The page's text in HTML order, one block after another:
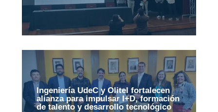
Ingeniería UdeC y Olitel fortalecen
alianza para impulsar I+D, formación
de talento y desarrollo tecnológico